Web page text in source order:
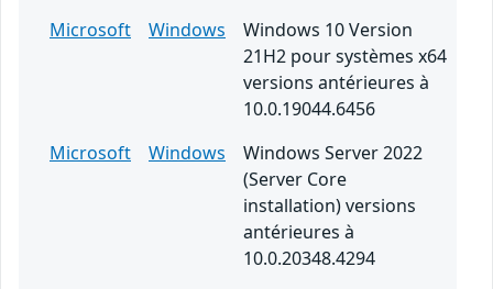
Microsoft
Windows
Windows 10 Version
21H2 pour systèmes x64
versions antérieures à
10.0.19044.6456
Microsoft
Windows
Windows Server 2022
(Server Core
installation) versions
antérieures à
10.0.20348.4294